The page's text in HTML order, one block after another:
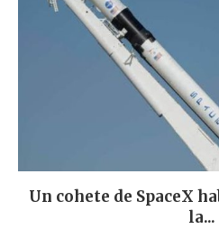
Un cohete de SpaceX
la...